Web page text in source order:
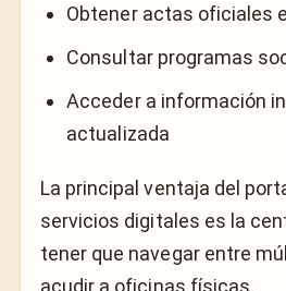
Obtener actas oficiales
Consultar programas
Acceder a información
actualizada
La principal ventaja del
servicios digitales es la
tener que navegar entre